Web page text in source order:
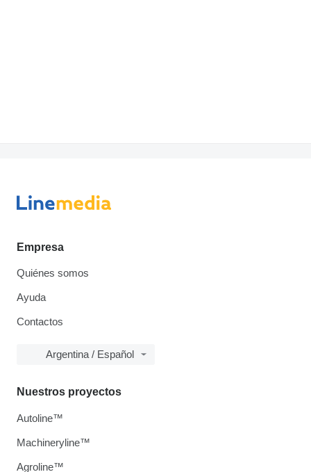
Empresa
Quiénes somos
Ayuda
Contactos
Argentina / Español
Nuestros proyectos
Autoline™
Machineryline™
Agroline™